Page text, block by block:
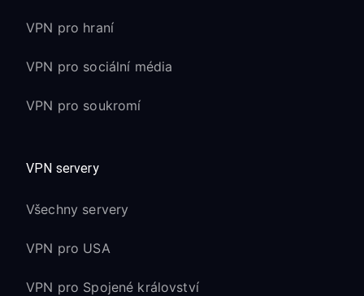
VPN pro hraní
VPN pro sociální média
VPN pro soukromí
VPN servery
Všechny servery
VPN pro USA
VPN pro Spojené království